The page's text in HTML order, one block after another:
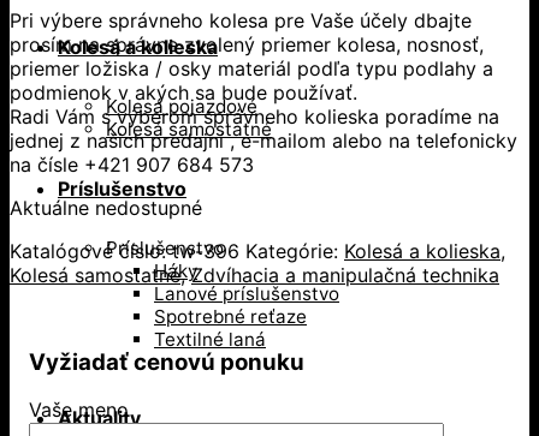
Kolesá a kolieska
Kolesá pojazdové
Kolesá samostatné
Príslušenstvo
Príslušenstvo
Háky
Lanové príslušenstvo
Spotrebné reťaze
Textilné laná
Aktuality
Pri výbere správneho kolesa pre Vaše účely dbajte
prosím na správne zvolený priemer kolesa, nosnosť,
priemer ložiska / osky materiál podľa typu podlahy a
podmienok v akých sa bude používať.
Radi Vám s výberom správneho kolieska poradíme na
jednej z našich predajní , e-mailom alebo na telefonicky
na čísle +421 907 684 573
Aktuálne nedostupné
Katalógové číslo:tw-396 Kategórie: Kolesá a kolieska,
Kolesá samostatné,Zdvíhacia a manipulačná technika
Vyžiadať cenovú ponuku
Vaše meno